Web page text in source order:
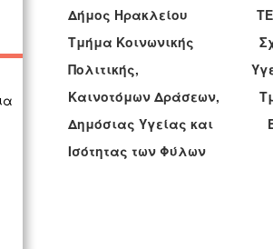
Δήμος Ηρακλείου
Τμήμα Κοινωνικής
Πολιτικής, Υγείας
Καινοτόμων Δράσεων,
Δημόσιας Υγείας
Ισότητας των Φύλων